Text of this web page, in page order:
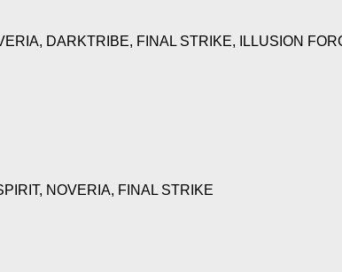
DARKTRIBE, FINAL STRIKE, ILLUSION
NOVERIA, FINAL STRIKE